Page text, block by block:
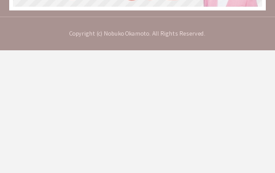
Copyright (c) Nobuko Okamoto. All Rights Reserved.